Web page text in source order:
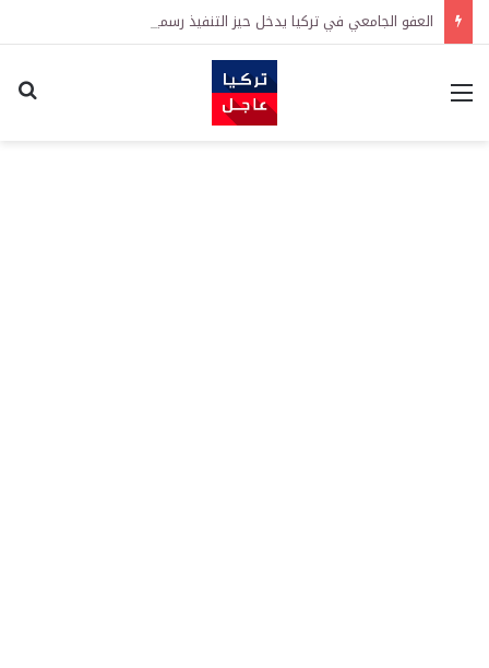
العفو الجامعي في تركيا يدخل حيز التنفيذ رسمياً
القائمة